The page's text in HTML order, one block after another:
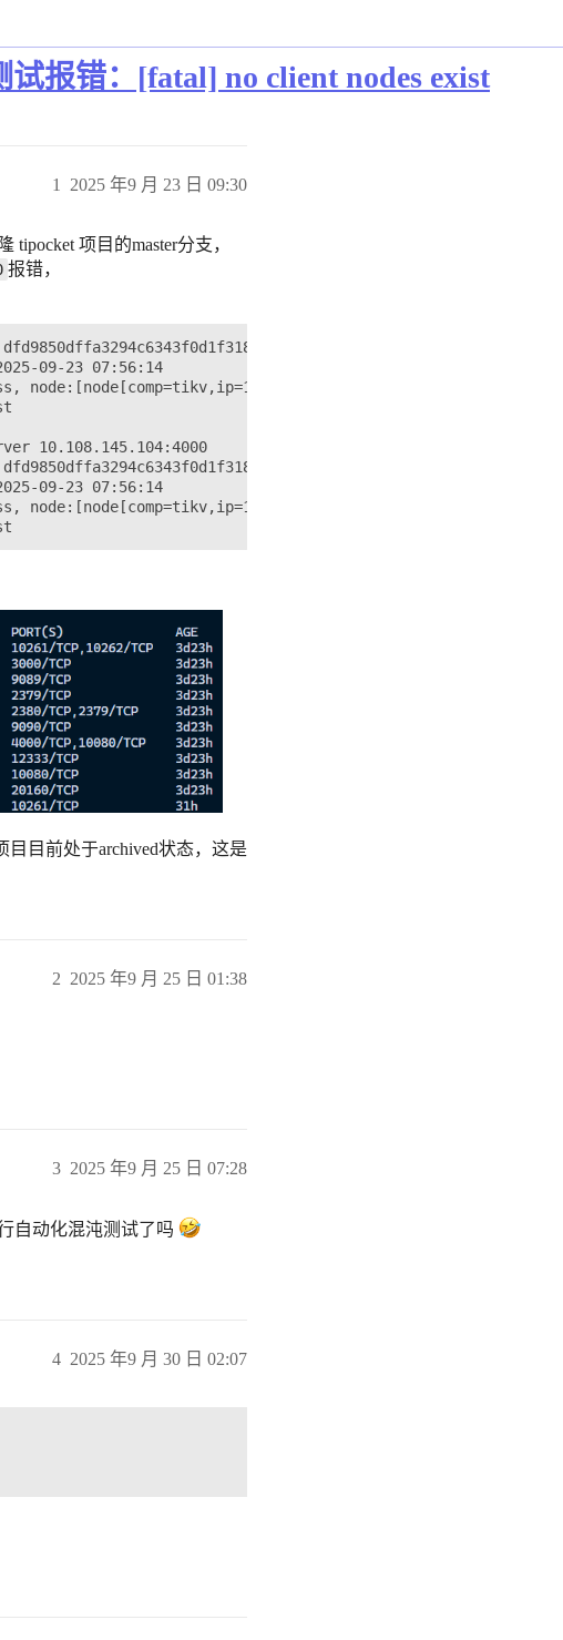
报错：[fatal] no client nodes exist
2025 年9 月 23 日 09:30
1
tipocket 项目的master分支，
报错，
09-23 07:56:14
client node:[]
10.108.145.104:4000
09-23 07:56:14
client node:[]
目目前处于archived状态，这是
2025 年9 月 25 日 01:38
2
2025 年9 月 25 日 07:28
3
行自动化混沌测试了吗
2025 年9 月 30 日 02:07
4